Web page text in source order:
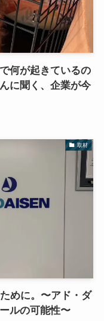
何が起きているの
に聞く、企業が今
取材
めに。〜アド・ダ
ルの可能性〜